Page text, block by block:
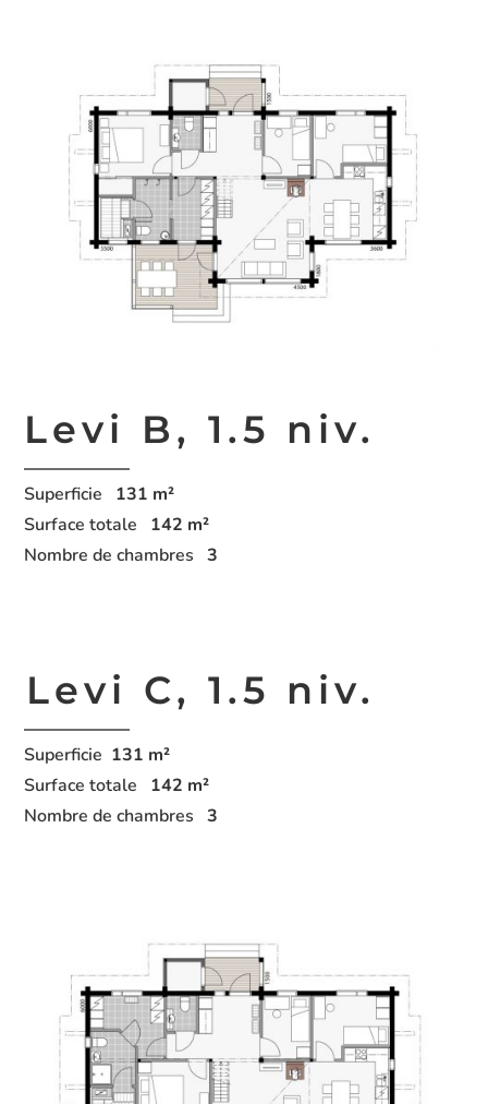
Levi B,1.5 niv.
Superficie 131 m²
Surface totale 142 m²
Nombre de chambres 3
Levi C,1.5 niv.
Superficie 131 m²
Surface totale
142 m²
Nombre de chambres3